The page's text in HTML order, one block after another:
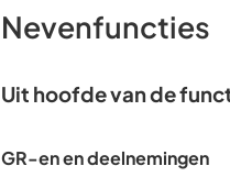
Nevenfuncties
Uit hoofde van de
GR-en en deelnemingen